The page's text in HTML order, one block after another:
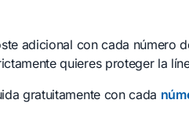
adicional con cada número
quieres proteger la
gratuitamente con cada